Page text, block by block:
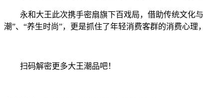
永和大王此次携手密扇旗下百戏局，借助传统文化与
潮”、“养生时尚”，更是抓住了年轻消费客群的消费心理
扫码解密更多大王潮品吧！